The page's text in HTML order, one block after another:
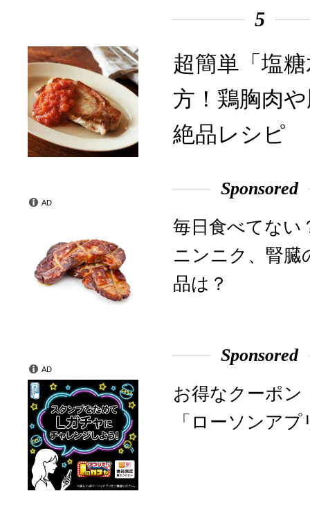
5
超簡単「塩
方！鶏胸肉
絶品レシピ
Sponsored
毎日食べてない
ニンニク、腎臓
品は？
AD
Sponsored
お得なクーポン
「ローソンア
AD